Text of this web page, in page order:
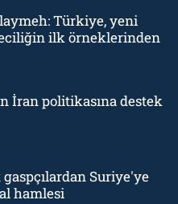
Türkiye, yeni
ilk örneklerinden
İran politikasına destek
Suriye'ye
hamlesi